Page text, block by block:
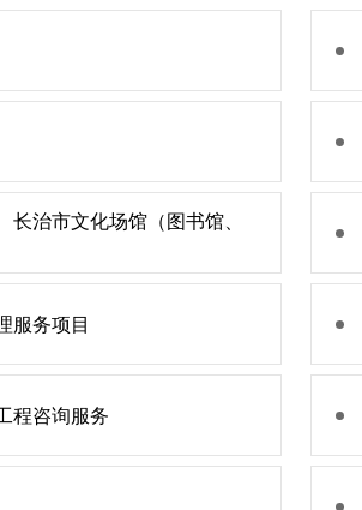
治市文化场馆（图书馆、
服务项目
程咨询服务